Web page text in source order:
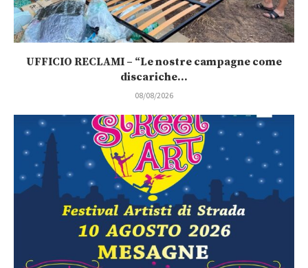
UFFICIO RECLAMI – “Le nostre campagne come
discariche...
08/08/2026